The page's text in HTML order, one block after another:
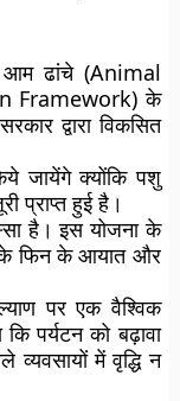
ढांचे (Animal
Framework) के
द्वारा विकसित
जायेंगे क्योंकि पशु
प्राप्त हुई है।
है। इस योजना के
के फिन के आयात और
पर एक वैश्विक
पर्यटन को बढ़ावा
व्यवसायों में वृद्धि न